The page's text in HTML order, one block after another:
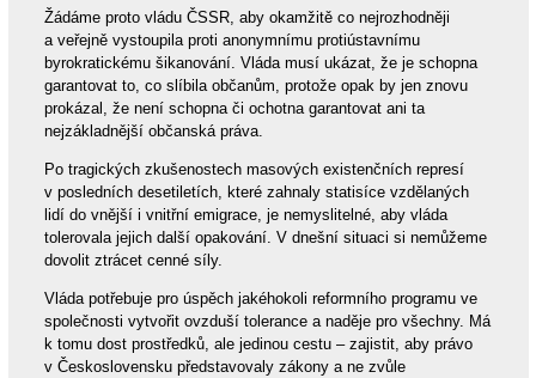
Žádáme proto vládu ČSSR, aby okamžitě co nejrozhodněji
a veřejně vystoupila proti anonymnímu protiústavnímu
byrokratickému šikanování. Vláda musí ukázat, že je schopna
garantovat to, co slíbila občanům, protože opak by jen znovu
prokázal, že není schopna či ochotna garantovat ani ta
nejzákladnější občanská práva.
Po tragických zkušenostech masových existenčních represí
v posledních desetiletích, které zahnaly statisíce vzdělaných
lidí do vnější i vnitřní emigrace, je nemyslitelné, aby vláda
tolerovala jejich další opakování. V dnešní situaci si nemůžeme
dovolit ztrácet cenné síly.
Vláda potřebuje pro úspěch jakéhokoli reformního programu ve
společnosti vytvořit ovzduší tolerance a naděje pro všechny. Má
k tomu dost prostředků, ale jedinou cestu – zajistit, aby právo
v Československu představovaly zákony a ne zvůle